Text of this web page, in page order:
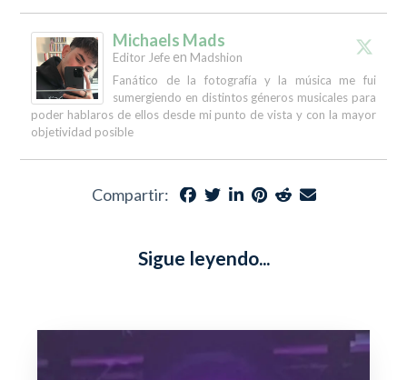
Michaels Mads
Editor Jefe en Madshion
Fanático de la fotografía y la música me fui
sumergiendo en distintos géneros musicales para
poder hablaros de ellos desde mi punto de vista y con la mayor
objetividad posible
Compartir:
Sigue leyendo...